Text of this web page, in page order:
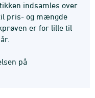
indsamles over
pris- og mængde
er for lille til
på